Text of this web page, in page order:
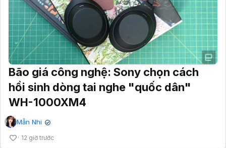
Bão giá công nghệ: Sony chọn cách
hồi sinh dòng tai nghe "quốc dân"
WH-1000XM4
Mẫn Nhi ✔
12 giờ trước